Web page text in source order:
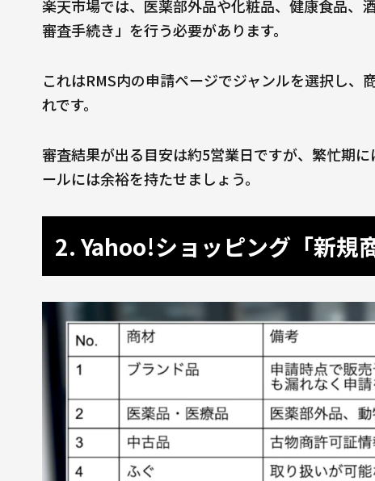
楽天市場では、医薬部外品や化粧品、健康食品、
審査手続き」を行う必要があります。
これはRMS内の申請ページでジャンルを選択し
れです。
審査結果が出る目安は約5営業日ですが、繁忙期
ールには余裕を持たせましょう。
2. Yahoo!ショッピング「新規